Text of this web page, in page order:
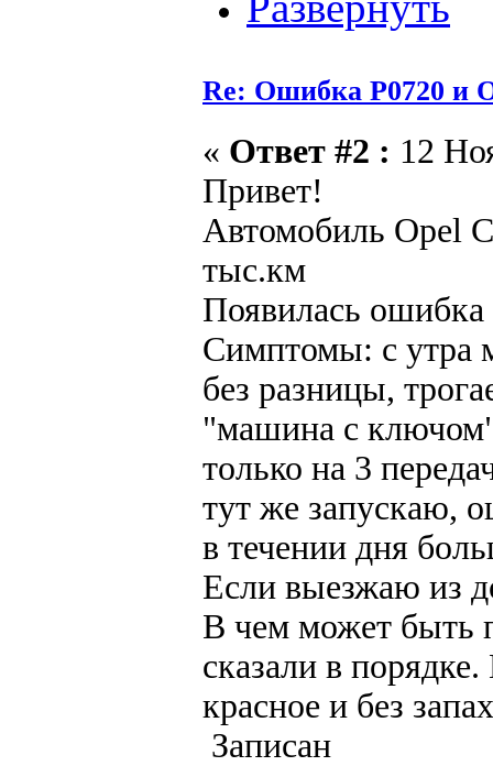
Re: Ошибка P0720 и
« Ответ #2 : 12
Привет!
Автомобиль Opel
тыс.км
Появилась ошибка
Симптомы: с утра
без разницы,
"машина с
только на 3
тут же запускаю,
в течении дня
Если выезжаю из
В чем может быть
сказали в
красное и без
Записан